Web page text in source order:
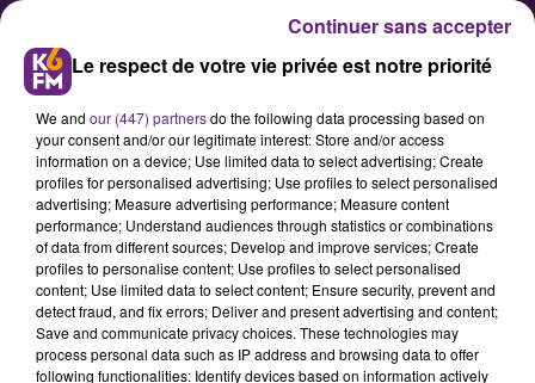
Le Stade Dijonnais affronte
Tarbes à la maison
Les rugbymans du Stade Dijonnais
sont opposés ce samedi après-midi
Le respect de votre vie privée est notre priorité
We and our (447) partnersdo the following data processing based on
your consent and/or our legitimate interest: Store and/or access
information on a device; Use limited data to select advertising; Create
profiles for personalised advertising; Use profiles to select personalised
advertising; Measure advertising performance; Measure content
performance; Understand audiences through statistics or combinations
of data from different sources; Develop and improve services; Create
profiles to personalise content; Use profiles to select personalised
content; Use limited data to select content; Ensure security, prevent and
detect fraud, and fix errors; Deliver and present advertising and content;
Save and communicate privacy choices. These technologies may
process personal data such as IP address and browsing data to offer
following functionalities: Identify devices based on information actively
Continuer sans accepter